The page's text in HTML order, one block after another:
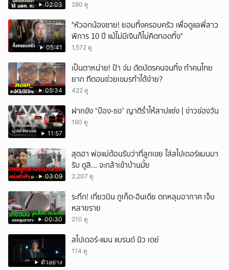
02:03
มะเร็งและโลหะหนัก
280 ดู
05:41
"หัวอกน้องชาย! ยอมทิ้งครอบครัว เพื่อดูแลพี่สาว
พิการ 10 ปี แม้ไม่มีเงินก็ไม่คิดทอดทิ้ง"
1,572 ดู
05:34
เป็นตาหน่าย! ป้า จ่ม ตัดบัตรคนจนทิ้ง ทำคนไทย
ยาก ทีตอนช่วยเขมรทำได้ง่าย?
422 ดู
11:57
ฝากขัง “ป๋อง-ธง” ญาติร่ำไห้สาปแช่ง | ข่าวช่องวัน
160 ดู
03:09
สุดฮา พ่อแม่ต้อนรับว่าที่ลูกเขย ใส่สไปเดอร์แมนมา
รับ ดูสิ... จะกล้าเข้าบ้านมั้ย
2,207 ดู
00:30
ระทึก! เที่ยวบิน ภูเก็ต-อินเดีย ตกหลุมอากาศ เจ็บ
หลายราย
210 ดู
ตัวอย่าง
สไปเดอร์-แมน แบรนด์ นิว เดย์
114 ดู